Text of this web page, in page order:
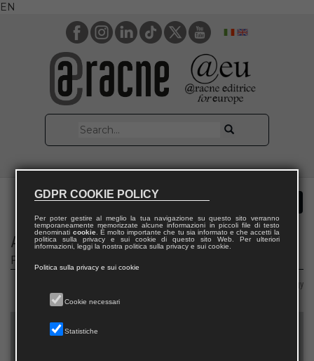
EN
Atene e Gerusalemme
Pensiero antico e paleocristiano
Area 11 – History, philosophy, pedagogy and psychology
Director
GDPR COOKIE POLICY
Per poter gestire al meglio la tua navigazione su questo sito verranno
temporaneamente memorizzate alcune informazioni in piccoli file di testo
denominati cookie. È molto importante che tu sia informato e che accetti la
politica sulla privacy e sui cookie di questo sito Web. Per ulteriori
informazioni, leggi la nostra politica sulla privacy e sui cookie.
Politica sulla privacy e sui cookie
Cookie necessari
Statistiche